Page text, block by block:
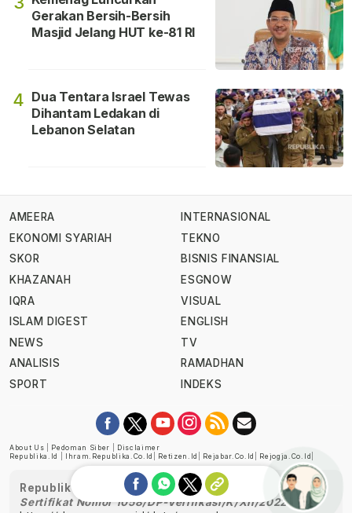
Gerakan Bersih-Bersih
Masjid Jelang HUT ke-81 RI
4 Dua Tentara Israel Tewas
Dihantam Ledakan di
Lebanon Selatan
AMEERA
EKONOMI SYARIAH
SKOR
KHAZANAH
IQRA
ISLAM DIGEST
NEWS
ANALISIS
SPORT
INTERNASIONAL
TEKNO
BISNIS FINANSIAL
ESGNOW
VISUAL
ENGLISH
TV
RAMADHAN
INDEKS
About Us Pedoman Siber
Disclaimer
Republika.id
Ihram.republika.co.id Retizen.id Rejabar.co.id Rejogja.co.id
Republika telah diverifikasi oleh Dewan Pers
Sertifikat Nomor 1058/DP-Verifikasi/K/XII/2022